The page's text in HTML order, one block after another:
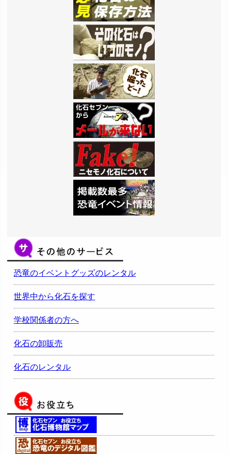
恐竜のイベントグッズのレンタル
世界中から化石を探す
学校関係者の方へ
化石の卸販売
化石のレンタル